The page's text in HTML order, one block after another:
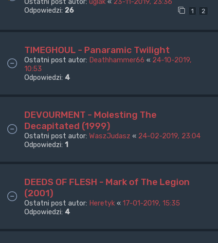
Odpowiedzi: 26 1 2
TIMEGHOUL - Panaramic Twilight
Ostatni post autor: Deathhammer66 « 24-10-2019,
10:53
Odpowiedzi: 4
DEVOURMENT - Molesting The
Decapitated (1999)
Ostatni post autor: WaszJudasz « 24-02-2019, 23:04
Odpowiedzi: 1
DEEDS OF FLESH - Mark of The Legion
(2001)
Ostatni post autor: Heretyk « 17-01-2019, 15:35
Odpowiedzi: 4